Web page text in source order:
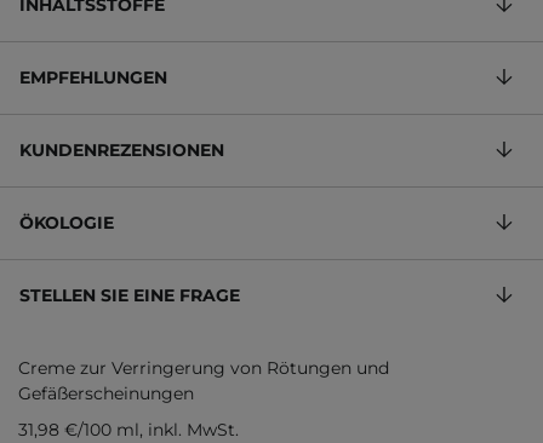
INHALTSSTOFFE
EMPFEHLUNGEN
KUNDENREZENSIONEN
ÖKOLOGIE
STELLEN SIE EINE FRAGE
Creme zur Verringerung von Rötungen und
Gefäßerscheinungen
31,98 €/100 ml, inkl. MwSt.